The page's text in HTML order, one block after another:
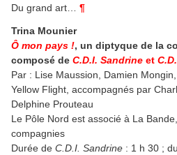
Du grand art… ¶
Trina Mounier
Ô mon pays !, un diptyque de la
composé de C.D.I. Sandrine et
Par : Lise Maussion, Damien
Yellow Flight, accompagnés par
Delphine Prouteau
Le Pôle Nord est associé à La
compagnies
Durée de C.D.I. Sandrine : 1 h 30 ;